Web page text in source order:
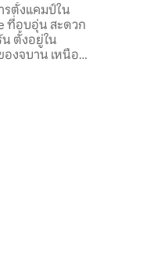
ตั้งแคมป์ใน
ที่อบอุ่น สะดวก
ตั้งอยู่ใน
งจบาน เหนือ